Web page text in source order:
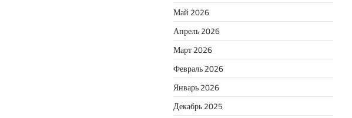
Май 2026
Апрель 2026
Март 2026
Февраль 2026
Январь 2026
Декабрь 2025